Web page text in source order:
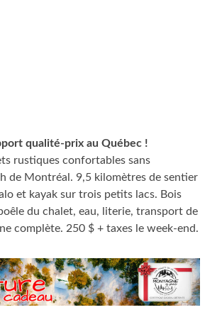
qualité-prix au Québec !
rustiques confortables sans
de Montréal. 9,5 kilomètres de sentier
et kayak sur trois petits lacs. Bois
du chalet, eau, literie, transport de
complète. 250 $ + taxes le week-end.